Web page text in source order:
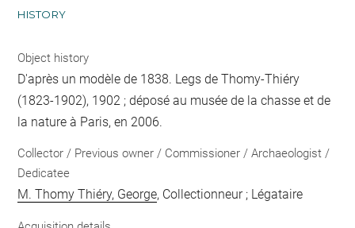
HISTORY
Object history
D'après un modèle de 1838. Legs de Thomy-Thiéry
(1823-1902), 1902 ; déposé au musée de la chasse et de
la nature à Paris, en 2006.
Collector / Previous owner / Commissioner / Archaeologist /
Dedicatee
M. Thomy Thiéry, George, Collectionneur ; Légataire